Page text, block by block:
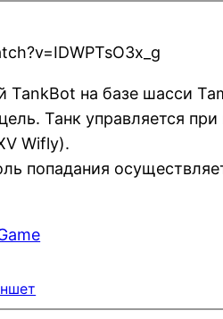
TankBot на базе шасси
Танк управляется
Wifly).
попадания